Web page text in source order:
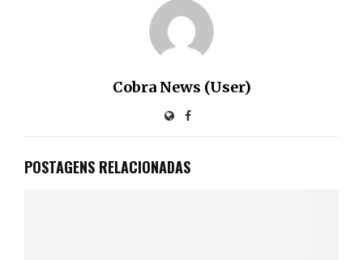
Cobra News (User)
POSTAGENS RELACIONADAS